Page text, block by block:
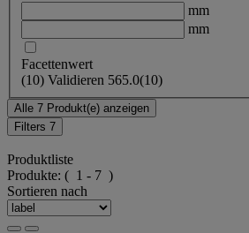
mm
mm
Facettenwert
(10) Validieren 565.0(10)
Alle 7 Produkt(e) anzeigen
Filters 7
Produktliste
Produkte: ( 1 - 7 )
Sortieren nach